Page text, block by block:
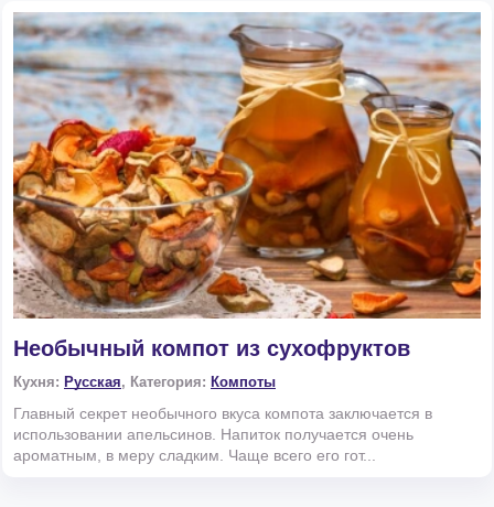
Необычный компот из сухофруктов
Кухня: Русская, Категория: Компоты
Главный секрет необычного вкуса компота заключается в
использовании апельсинов. Напиток получается очень
ароматным, в меру сладким. Чаще всего его гот...